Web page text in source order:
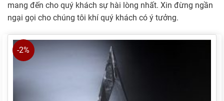
mang đến cho quý khách sự hài lòng nhất. Xin đừng ngần
ngại gọi cho chúng tôi khí quý khách có ý tưởng.
-2%